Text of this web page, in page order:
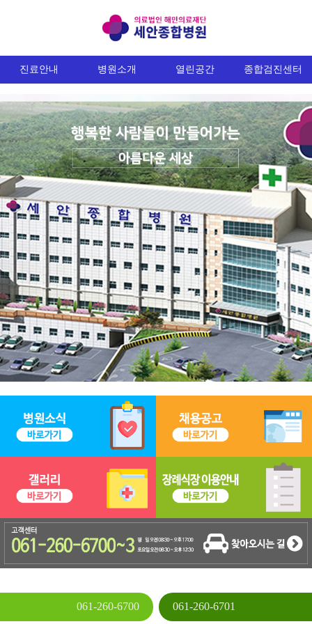
진료안내 병원소개 열린공간 종합검진센터
061-260-6700 061-260-6701